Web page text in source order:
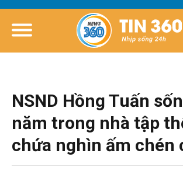
NSND Hồng Tuấn
năm trong nhà tập
chứa nghìn ấm chén